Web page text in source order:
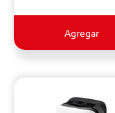
Agregar